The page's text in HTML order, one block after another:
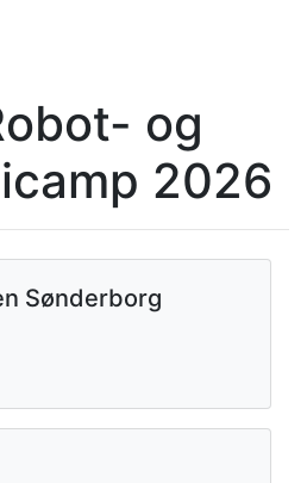
og
2026
Sønderborg